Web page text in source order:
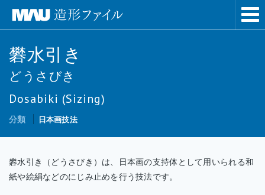
礬水引き
どうさびき
Dosabiki (Sizing)
分類 日本画技法
礬水引き（どうさびき）は、日本画の支持体として用いられる和
紙や絵絹などのにじみ止めを行う技法です。